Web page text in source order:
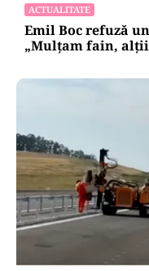
ACTUALITATE
Emil Boc refuză
„Mulțam fain,